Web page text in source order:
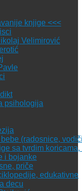
knjige <<<
Velimirović
psihologija
(radosnice,
sa tvrdim
i bojanke
priče
edukativne
decu